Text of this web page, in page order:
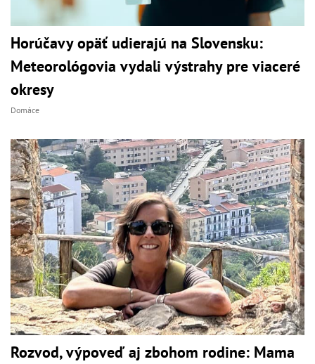
Horúčavy opäť udierajú na Slovensku:
Meteorológovia vydali výstrahy pre viaceré
okresy
Domáce
Rozvod, výpoveď aj zbohom rodine: Mama